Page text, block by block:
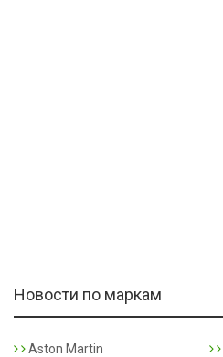
Новости по маркам
Aston Martin